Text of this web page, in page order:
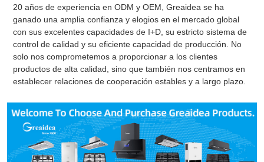
20 años de experiencia en ODM y OEM, Greaidea se ha
ganado una amplia confianza y elogios en el mercado global
con sus excelentes capacidades de I+D, su estricto sistema de
control de calidad y su eficiente capacidad de producción. No
solo nos comprometemos a proporcionar a los clientes
productos de alta calidad, sino que también nos centramos en
establecer relaciones de cooperación estables y a largo plazo.